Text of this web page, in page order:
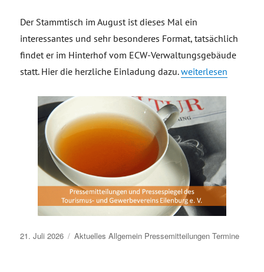
Der Stammtisch im August ist dieses Mal ein
interessantes und sehr besonderes Format, tatsächlich
findet er im Hinterhof vom ECW-Verwaltungsgebäude
statt. Hier die herzliche Einladung dazu.„Einladung
weiterlesen
Veröffentlicht
21. Juli 2026 Aktuelles Allgemein Pressemitteilungen Termine